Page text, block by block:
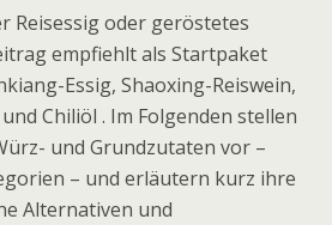
Reisessig oder geröstetes
empfiehlt als Startpaket
Essig, Shaoxing-Reiswein,
Chiliöl . Im Folgenden stellen
und Grundzutaten vor –
– und erläutern kurz ihre
Alternativen und